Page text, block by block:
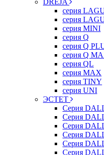
DREJA
серия
серия
серия MINI
серия Q
серия Q
серия Q
серия QL
серия MAX
серия TINY
серия UNI
ЭСТЕТ
Серия
Серия
Серия
Серия
Серия
Серия